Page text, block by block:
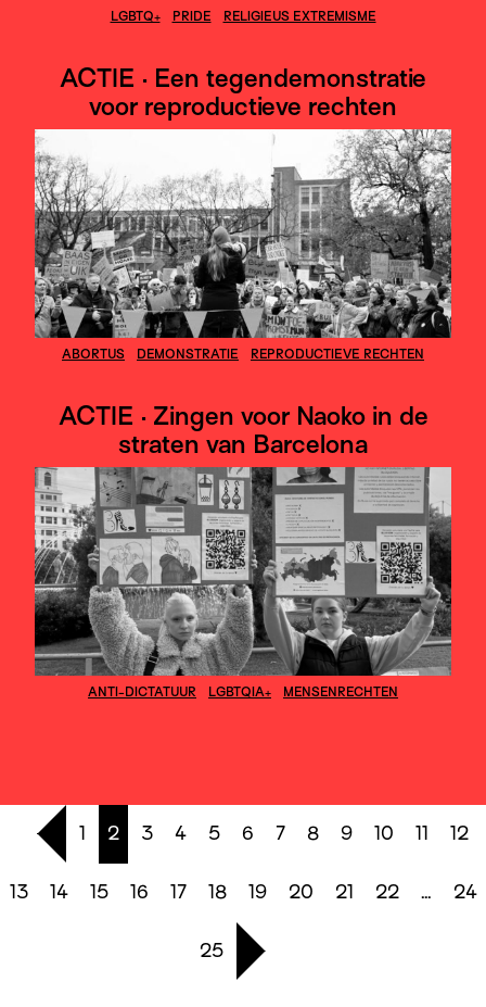
LGBTQ+ PRIDE RELIGIEUS EXTREMISME
ACTIE · Een tegendemonstratie
voor reproductieve rechten
ABORTUS DEMONSTRATIE REPRODUCTIEVE RECHTEN
ACTIE · Zingen voor Naoko in de
straten van Barcelona
ANTI-DICTATUUR LGBTQIA+ MENSENRECHTEN
1 2 3 4 5 6 7 8 9 10 11 12
13 14 15 16 17 18 19 20 21 22 … 24
25